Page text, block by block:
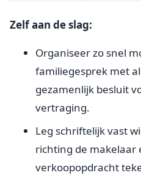
Zelf aan de slag:
Organiseer zo snel
familiegesprek met
gezamenlijk besluit
vertraging.
Leg schriftelijk vast
richting de makelaar
verkoopopdracht